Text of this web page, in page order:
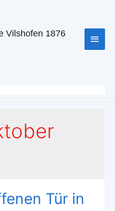
Vilshofen 1876
Tür in